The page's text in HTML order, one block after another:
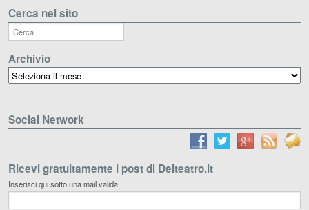
Cerca nel sito
Archivio
Archivio
Social Network
Ricevi gratuitamente i post di Delteatro.it
Inserisci qui sotto una mail valida